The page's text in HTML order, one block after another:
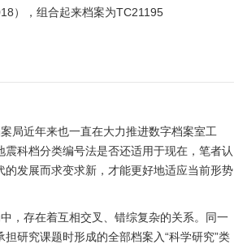
），组合起来档案为TC21195
局近年来也一直在大力推进数字档案室工
科档分类编号法是否还适用于现在，笔者认
发展而求变求新，才能更好地适应当前形势
，存在着互相交叉、错综复杂的关系。同一
研究课题时形成的全部档案入“科学研究”类